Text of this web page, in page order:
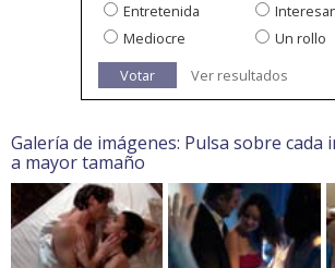
Entretenida
Mediocre
Un rollo
Votar
Ver resultados
Galería de imágenes: Pulsa sobre cada
a mayor tamaño